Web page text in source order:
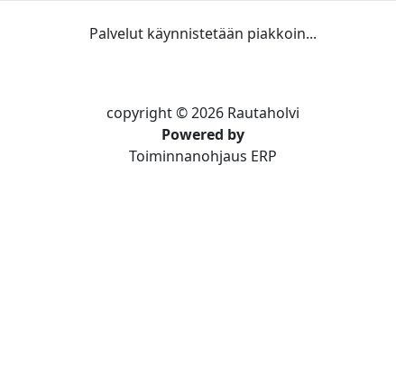
Palvelut käynnistetään piakkoin...
copyright © 2026 Rautaholvi
Powered by
Toiminnanohjaus ERP